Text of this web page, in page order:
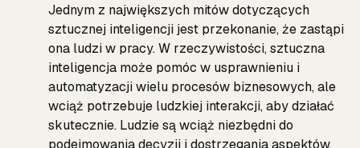
Jednym z największych mitów dotyczących
sztucznej inteligencji jest przekonanie, że zastąpi
ona ludzi w pracy. W rzeczywistości, sztuczna
inteligencja może pomóc w usprawnieniu i
automatyzacji wielu procesów biznesowych, ale
wciąż potrzebuje ludzkiej interakcji, aby działać
skutecznie. Ludzie są wciąż niezbędni do
podejmowania decyzji i dostrzegania aspektów,